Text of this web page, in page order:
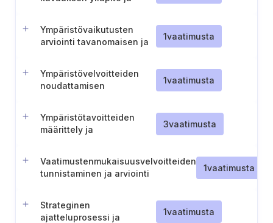
Ympäristövaikutusten
arviointi tavanomaisen ja
1vaatimusta
Ympäristövelvoitteiden
noudattamisen
1vaatimusta
Ympäristötavoitteiden
määrittely ja
3vaatimusta
Vaatimustenmukaisuusvelvoitteiden
tunnistaminen ja arviointi
1vaatimusta
Strateginen
ajatteluprosessi ja
1vaatimusta